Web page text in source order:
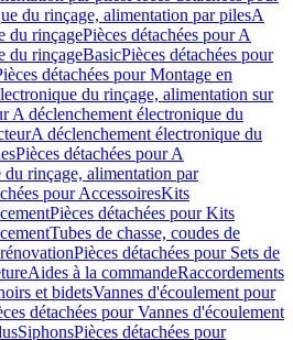
du rinçage, alimentation par pilesA
du rinçagePièces détachées pour A
du rinçageBasicPièces détachées pour
détachées pour Montage en
du rinçage, alimentation sur
A déclenchement électronique du
A déclenchement électronique du
Pièces détachées pour A
rinçage, alimentation par
pour AccessoiresKits
Pièces détachées pour Kits
Tubes de chasse, coudes de
Pièces détachées pour Sets de
Aides à la commandeRaccordements
et bidetsVannes d'écoulement pour
détachées pour Vannes d'écoulement
SiphonsPièces détachées pour